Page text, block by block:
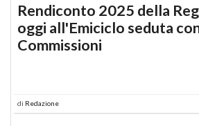
Rendiconto 2025 della
oggi all'Emiciclo seduta
Commissioni
di Redazione